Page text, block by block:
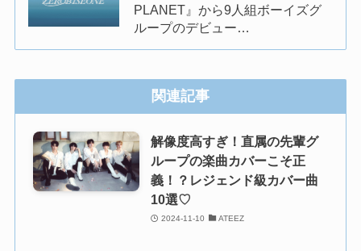
PLANET』から9人組ボーイズグ
ループのデビュー…
関連記事
解像度高すぎ！直属の先輩グ
ループの楽曲カバーこそ正
義！？レジェンド級カバー曲
10選♡
2024-11-10 ATEEZ